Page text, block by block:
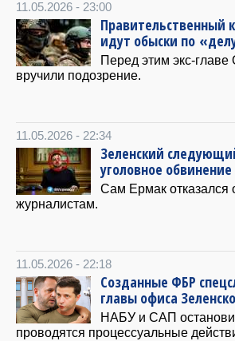
11.05.2026 - 23:00
Правительственный
идут обыски по
Перед этим экс-
вручили подозрение.
11.05.2026 - 22:34
Зеленский
уголовное
Сам Ермак отказался
журналистам.
11.05.2026 - 22:18
Созданные ФБР
главы офиса
НАБУ и САП
проводятся процессуальные